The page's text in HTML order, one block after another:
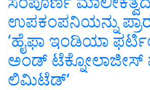
ಉಪಕಂಪನಿಯನ್ನು
‘ಹೈಫಾ ಇಂಡಿಯಾ
ಅಂಡ್ ಟೆಕ್ನೋಲಾಜೀಸ್
ಲಿಮಿಟೆಡ್’